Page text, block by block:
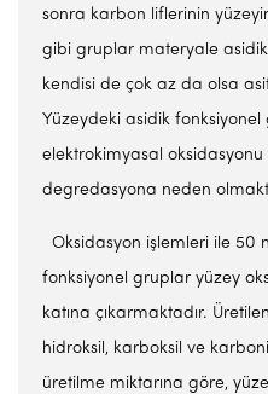
sonra karbon liflerinin
gibi gruplar materyale asidik
kendisi de çok az da olsa
Yüzeydeki asidik fonksiyonel
elektrokimyasal
degredasyona neden
Oksidasyon işlemleri ile 50
fonksiyonel gruplar yüzey
katına çıkarmaktadır.
hidroksil, karboksil ve
üretilme miktarına göre,